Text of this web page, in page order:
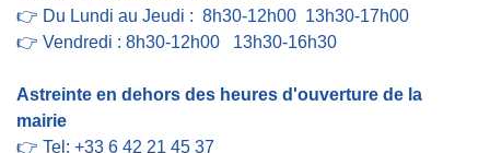
👉 Du Lundi au Jeudi : 8h30-12h00 13h30-17h00
👉 Vendredi : 8h30-12h00 13h30-16h30
Astreinte en dehors des heures d'ouverture de la
mairie
👉 Tel: +33 6 42 21 45 37